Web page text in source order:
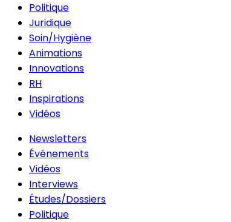
Politique
Juridique
Soin/Hygiène
Animations
Innovations
RH
Inspirations
Vidéos
Newsletters
Événements
Vidéos
Interviews
Études/Dossiers
Politique